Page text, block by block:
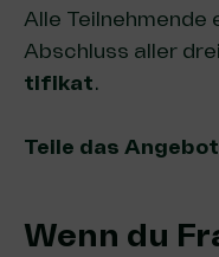
Alle Teil­neh­men­de
Abschluss aller
ti­fi­kat.
Tei­le das
Wenn du